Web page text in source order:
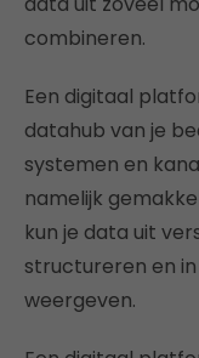
combineren.
Een digitaal
datahub van je
systemen en
namelijk
kun je data uit
structureren en
weergeven.